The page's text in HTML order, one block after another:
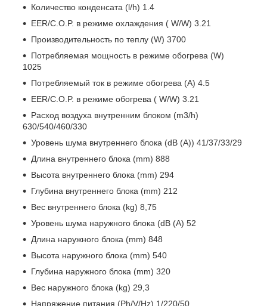
Количество конденсата (l/h) 1.4
EER/C.O.P. в режиме охлаждения ( W/W) 3.21
Производительность по теплу (W) 3700
Потребляемая мощность в режиме обогрева (W)
1025
Потребляемый ток в режиме обогрева (A) 4.5
EER/C.O.P. в режиме обогрева ( W/W) 3.21
Расход воздуха внутренним блоком (m3/h)
630/540/460/330
Уровень шума внутреннего блока (dB (A)) 41/37/33/29
Длина внутреннего блока (mm) 888
Высота внутреннего блока (mm) 294
Глубина внутреннего блока (mm) 212
Вес внутреннего блока (kg) 8,75
Уровень шума наружного блока (dB (A) 52
Длина наружного блока (mm) 848
Высота наружного блока (mm) 540
Глубина наружного блока (mm) 320
Вес наружного блока (kg) 29,3
Напряжение питания (Ph/V/Hz) 1/220/50